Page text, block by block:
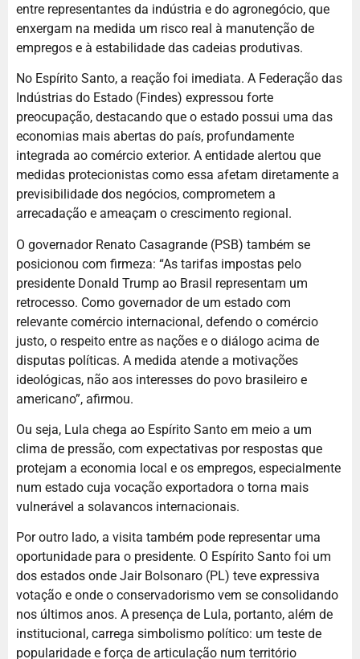
entre representantes da indústria e do agronegócio, que
enxergam na medida um risco real à manutenção de
empregos e à estabilidade das cadeias produtivas.
No Espírito Santo, a reação foi imediata. A Federação das
Indústrias do Estado (Findes) expressou forte
preocupação, destacando que o estado possui uma das
economias mais abertas do país, profundamente
integrada ao comércio exterior. A entidade alertou que
medidas protecionistas como essa afetam diretamente a
previsibilidade dos negócios, comprometem a
arrecadação e ameaçam o crescimento regional.
O governador Renato Casagrande (PSB) também se
posicionou com firmeza: “As tarifas impostas pelo
presidente Donald Trump ao Brasil representam um
retrocesso. Como governador de um estado com
relevante comércio internacional, defendo o comércio
justo, o respeito entre as nações e o diálogo acima de
disputas políticas. A medida atende a motivações
ideológicas, não aos interesses do povo brasileiro e
americano”, afirmou.
Ou seja, Lula chega ao Espírito Santo em meio a um
clima de pressão, com expectativas por respostas que
protejam a economia local e os empregos, especialmente
num estado cuja vocação exportadora o torna mais
vulnerável a solavancos internacionais.
Por outro lado, a visita também pode representar uma
oportunidade para o presidente. O Espírito Santo foi um
dos estados onde Jair Bolsonaro (PL) teve expressiva
votação e onde o conservadorismo vem se consolidando
nos últimos anos. A presença de Lula, portanto, além de
institucional, carrega simbolismo político: um teste de
popularidade e força de articulação num território